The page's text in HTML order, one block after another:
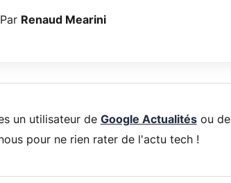
Par Renaud Mearini
un utilisateur de Google Actualitésou de
pour ne rien rater de l'actu tech !